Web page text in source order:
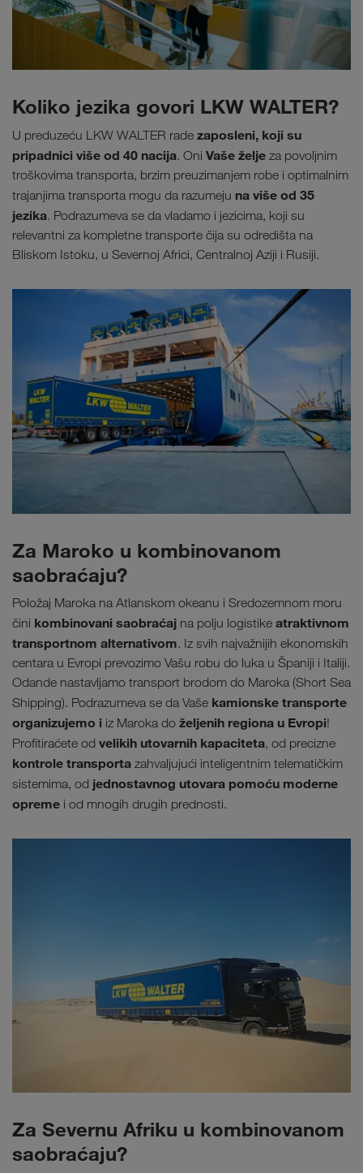
Koliko jezika govori LKW WALTER?
U preduzeću LKW WALTER rade zaposleni, koji su
pripadnici više od 40 nacija. Oni Vaše želje za povoljnim
troškovima transporta, brzim preuzimanjem robe i optimalnim
trajanjima transporta mogu da razumeju na više od 35
jezika. Podrazumeva se da vladamo i jezicima, koji su
relevantni za kompletne transporte čija su odredišta na
Bliskom Istoku, u Severnoj Africi, Centralnoj Aziji i Rusiji.
Za Maroko u kombinovanom
saobraćaju?
Položaj Maroka na Atlanskom okeanu i Sredozemnom moru
čini kombinovani saobraćaj na polju logistike atraktivnom
transportnom alternativom. Iz svih najvažnijih ekonomskih
centara u Evropi prevozimo Vašu robu do luka u Španiji i Italiji.
Odande nastavljamo transport brodom do Maroka (Short Sea
Shipping). Podrazumeva se da Vaše kamionske transporte
organizujemo i iz Maroka do željenih regiona u Evropi!
Profitiraćete od velikih utovarnih kapaciteta, od precizne
kontrole transporta zahvaljujući inteligentnim telematičkim
sistemima, od jednostavnog utovara pomoću moderne
opreme i od mnogih drugih prednosti.
Za Severnu Afriku u kombinovanom
saobraćaju?